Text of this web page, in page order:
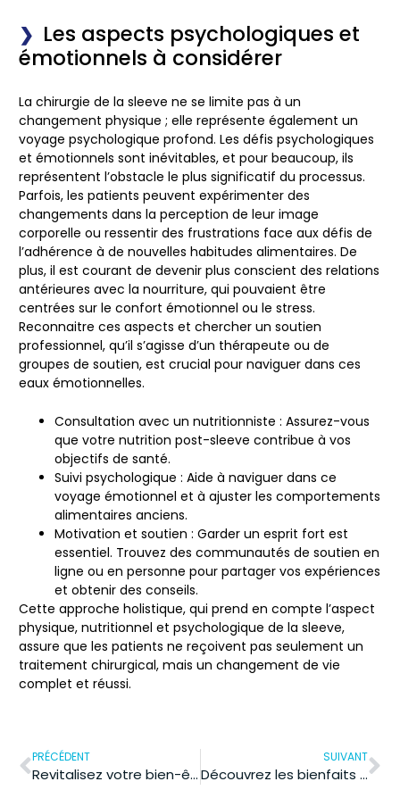
Les aspects psychologiques et
émotionnels à considérer
La chirurgie de la sleeve ne se limite pas à un
changement physique ; elle représente également un
voyage psychologique profond. Les défis psychologiques
et émotionnels sont inévitables, et pour beaucoup, ils
représentent l’obstacle le plus significatif du processus.
Parfois, les patients peuvent expérimenter des
changements dans la perception de leur image
corporelle ou ressentir des frustrations face aux défis de
l’adhérence à de nouvelles habitudes alimentaires. De
plus, il est courant de devenir plus conscient des relations
antérieures avec la nourriture, qui pouvaient être
centrées sur le confort émotionnel ou le stress.
Reconnaitre ces aspects et chercher un soutien
professionnel, qu’il s’agisse d’un thérapeute ou de
groupes de soutien, est crucial pour naviguer dans ces
eaux émotionnelles.
Consultation avec un nutritionniste : Assurez-vous
que votre nutrition post-sleeve contribue à vos
objectifs de santé.
Suivi psychologique : Aide à naviguer dans ce
voyage émotionnel et à ajuster les comportements
alimentaires anciens.
Motivation et soutien : Garder un esprit fort est
essentiel. Trouvez des communautés de soutien en
ligne ou en personne pour partager vos expériences
et obtenir des conseils.
Cette approche holistique, qui prend en compte l’aspect
physique, nutritionnel et psychologique de la sleeve,
assure que les patients ne reçoivent pas seulement un
traitement chirurgical, mais un changement de vie
complet et réussi.
PRÉCÉDENT
Revitalisez votre bien-être : notre avis surprenant sur ritual of sakura
SUIVANT
Découvrez les bienfaits de la farine de patate douce pour une cuisine saine